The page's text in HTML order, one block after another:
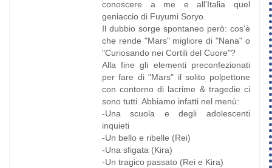
conoscere a me e all'Italia quel
geniaccio di Fuyumi Soryo.
Il dubbio sorge spontaneo però: cos'è
che rende "Mars" migliore di "Nana" o
"Curiosando nei Cortili del Cuore"?
Alla fine gli elementi preconfezionati
per fare di "Mars" il solito polpettone
con contorno di lacrime & tragedie ci
sono tutti. Abbiamo infatti nel menù:
-Una scuola e degli adolescenti
inquieti
-Un bello e ribelle (Rei)
-Una sfigata (Kira)
-Un tragico passato (Rei e Kira)